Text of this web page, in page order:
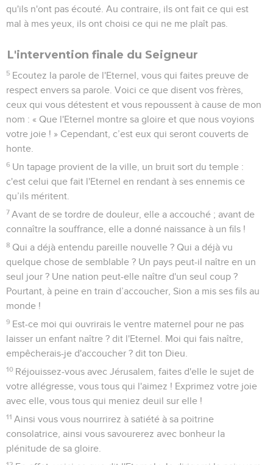
qu'ils n'ont pas écouté. Au contraire, ils ont fait ce qui est
mal à mes yeux, ils ont choisi ce qui ne me plaît pas.
L'intervention finale du Seigneur
5 Ecoutez la parole de l'Eternel, vous qui faites preuve de
respect envers sa parole. Voici ce que disent vos frères,
ceux qui vous détestent et vous repoussent à cause de mon
nom : « Que l'Eternel montre sa gloire et que nous voyions
votre joie ! » Cependant, c’est eux qui seront couverts de
honte.
6 Un tapage provient de la ville, un bruit sort du temple :
c'est celui que fait l'Eternel en rendant à ses ennemis ce
qu’ils méritent.
7 Avant de se tordre de douleur, elle a accouché ; avant de
connaître la souffrance, elle a donné naissance à un fils !
8 Qui a déjà entendu pareille nouvelle ? Qui a déjà vu
quelque chose de semblable ? Un pays peut-il naître en un
seul jour ? Une nation peut-elle naître d'un seul coup ?
Pourtant, à peine en train d’accoucher, Sion a mis ses fils au
monde !
9 Est-ce moi qui ouvrirais le ventre maternel pour ne pas
laisser un enfant naître ? dit l'Eternel. Moi qui fais naître,
empêcherais-je d'accoucher ? dit ton Dieu.
10 Réjouissez-vous avec Jérusalem, faites d'elle le sujet de
votre allégresse, vous tous qui l'aimez ! Exprimez votre joie
avec elle, vous tous qui meniez deuil sur elle !
11 Ainsi vous vous nourrirez à satiété à sa poitrine
consolatrice, ainsi vous savourerez avec bonheur la
plénitude de sa gloire.